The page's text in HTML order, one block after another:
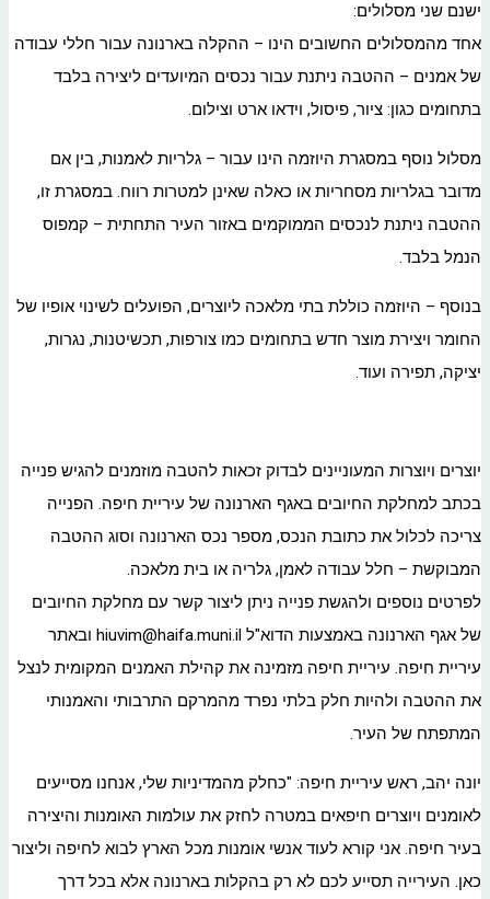
ישנם שני מסלולים:
אחד מהמסלולים החשובים הינו – ההקלה בארנונה עבור חללי עבודה
של אמנים – ההטבה ניתנת עבור נכסים המיועדים ליצירה בלבד
בתחומים כגון: ציור, פיסול, וידאו ארט וצילום.
מסלול נוסף במסגרת היוזמה הינו עבור – גלריות לאמנות, בין אם
מדובר בגלריות מסחריות או כאלה שאינן למטרות רווח. במסגרת זו,
ההטבה ניתנת לנכסים הממוקמים באזור העיר התחתית – קמפוס
הנמל בלבד.
בנוסף – היוזמה כוללת בתי מלאכה ליוצרים, הפועלים לשינוי אופיו של
החומר ויצירת מוצר חדש בתחומים כמו צורפות, תכשיטנות, נגרות,
יציקה, תפירה ועוד.
יוצרים ויוצרות המעוניינים לבדוק זכאות להטבה מוזמנים להגיש פנייה
בכתב למחלקת החיובים באגף הארנונה של עיריית חיפה. הפנייה
צריכה לכלול את כתובת הנכס, מספר נכס הארנונה וסוג ההטבה
המבוקשת – חלל עבודה לאמן, גלריה או בית מלאכה.
לפרטים נוספים ולהגשת פנייה ניתן ליצור קשר עם מחלקת החיובים
של אגף הארנונה באמצעות הדוא"ל hiuvim@haifa.muni.il ובאתר
עיריית חיפה. עיריית חיפה מזמינה את קהילת האמנים המקומית לנצל
את ההטבה ולהיות חלק בלתי נפרד מהמרקם התרבותי והאמנותי
המתפתח של העיר.
יונה יהב, ראש עיריית חיפה: "כחלק מהמדיניות שלי, אנחנו מסייעים
לאומנים ויוצרים חיפאים במטרה לחזק את עולמות האומנות והיצירה
בעיר חיפה. אני קורא לעוד אנשי אומנות מכל הארץ לבוא לחיפה וליצור
כאן. העירייה תסייע לכם לא רק בהקלות בארנונה אלא בכל דרך